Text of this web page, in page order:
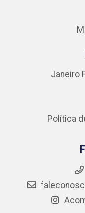
Janeiro
Política